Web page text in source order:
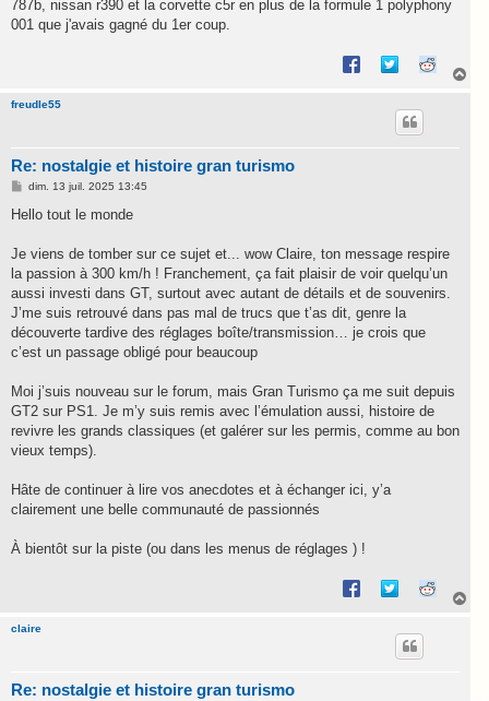
787b, nissan r390 et la corvette c5r en plus de la formule 1 polyphony
001 que j'avais gagné du 1er coup.
freudle55
Re: nostalgie et histoire gran turismo
M
s
g
dim. 13 juil. 2025 13:45
Hello tout le monde
Je viens de tomber sur ce sujet et... wow Claire, ton message respire
la passion à 300 km/h ! Franchement, ça fait plaisir de voir quelqu’un
aussi investi dans GT, surtout avec autant de détails et de souvenirs.
J’me suis retrouvé dans pas mal de trucs que t’as dit, genre la
découverte tardive des réglages boîte/transmission… je crois que
c’est un passage obligé pour beaucoup
Moi j’suis nouveau sur le forum, mais Gran Turismo ça me suit depuis
GT2 sur PS1. Je m’y suis remis avec l’émulation aussi, histoire de
revivre les grands classiques (et galérer sur les permis, comme au bon
vieux temps).
Hâte de continuer à lire vos anecdotes et à échanger ici, y’a
clairement une belle communauté de passionnés
À bientôt sur la piste (ou dans les menus de réglages ) !
claire
Re: nostalgie et histoire gran turismo